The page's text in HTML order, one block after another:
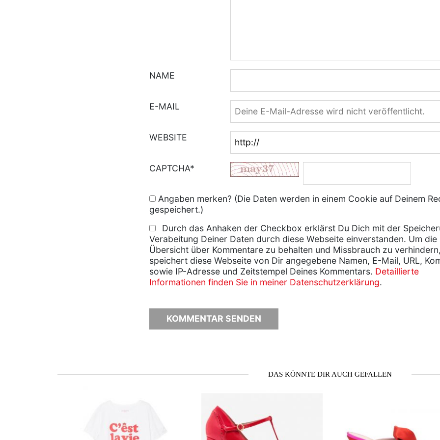
NAME
E-MAIL
WEBSITE
CAPTCHA*
Angaben merken? (Die Daten werden in einem Cookie auf Deinem
gespeichert.)
Durch das Anhaken der Checkbox erklärst Du Dich mit der
Verabeitung Deiner Daten durch diese Webseite einverstanden. Um die
Übersicht über Kommentare zu behalten und Missbrauch zu verhindern,
speichert diese Webseite von Dir angegebene Namen, E-Mail, URL,
sowie IP-Adresse und Zeitstempel Deines Kommentars. Detaillierte
Informationen finden Sie in meiner Datenschutzerklärung.
DAS KÖNNTE DIR AUCH GEFALLEN